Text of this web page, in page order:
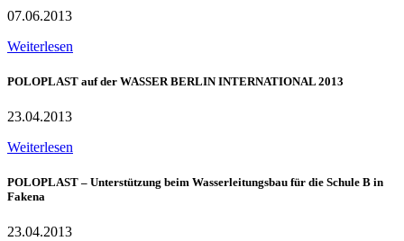
07.06.2013
Weiterlesen
POLOPLAST auf der WASSER BERLIN INTERNATIONAL 2013
23.04.2013
Weiterlesen
POLOPLAST – Unterstützung beim Wasserleitungsbau für die Schule B in
Fakena
23.04.2013